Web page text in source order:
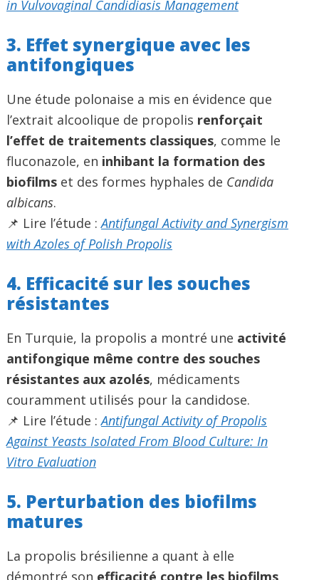
in Vulvovaginal Candidiasis Management
3. Effet synergique avec les
antifongiques
Une étude polonaise a mis en évidence que
l’extrait alcoolique de propolis renforçait
l’effet de traitements classiques, comme le
fluconazole, en inhibant la formation des
biofilms et des formes hyphales de Candida
albicans.
📌 Lire l’étude :Antifungal Activity and Synergism
with Azoles of Polish Propolis
4. Efficacité sur les souches
résistantes
En Turquie, la propolis a montré une activité
antifongique même contre des souches
résistantes aux azolés, médicaments
couramment utilisés pour la candidose.
📌 Lire l’étude :Antifungal Activity of Propolis
Against Yeasts Isolated From Blood Culture: In
Vitro Evaluation
5. Perturbation des biofilms
matures
La propolis brésilienne a quant à elle
démontré son efficacité contre les biofilms